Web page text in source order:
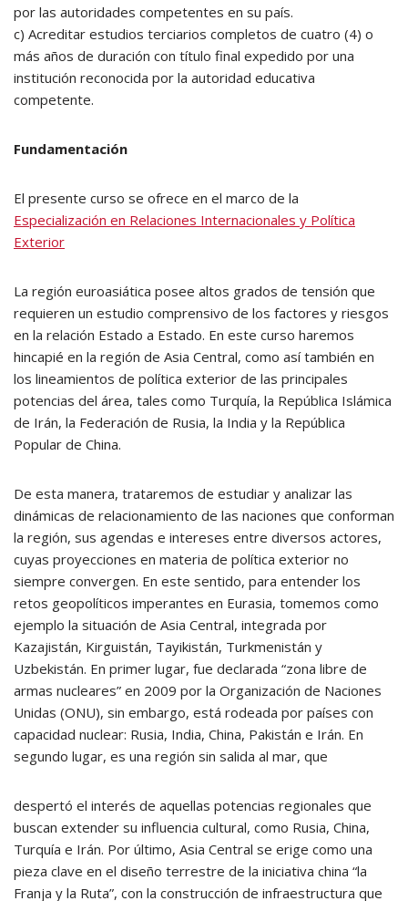
por las autoridades competentes en su país.
c) Acreditar estudios terciarios completos de cuatro (4) o
más años de duración con título final expedido por una
institución reconocida por la autoridad educativa
competente.
Fundamentación
El presente curso se ofrece en el marco de la
Especialización en Relaciones Internacionales y Política
Exterior
La región euroasiática posee altos grados de tensión que
requieren un estudio comprensivo de los factores y riesgos
en la relación Estado a Estado. En este curso haremos
hincapié en la región de Asia Central, como así también en
los lineamientos de política exterior de las principales
potencias del área, tales como Turquía, la República Islámica
de Irán, la Federación de Rusia, la India y la República
Popular de China.
De esta manera, trataremos de estudiar y analizar las
dinámicas de relacionamiento de las naciones que conforman
la región, sus agendas e intereses entre diversos actores,
cuyas proyecciones en materia de política exterior no
siempre convergen. En este sentido, para entender los
retos geopolíticos imperantes en Eurasia, tomemos como
ejemplo la situación de Asia Central, integrada por
Kazajistán, Kirguistán, Tayikistán, Turkmenistán y
Uzbekistán. En primer lugar, fue declarada “zona libre de
armas nucleares” en 2009 por la Organización de Naciones
Unidas (ONU), sin embargo, está rodeada por países con
capacidad nuclear: Rusia, India, China, Pakistán e Irán. En
segundo lugar, es una región sin salida al mar, que
despertó el interés de aquellas potencias regionales que
buscan extender su influencia cultural, como Rusia, China,
Turquía e Irán. Por último, Asia Central se erige como una
pieza clave en el diseño terrestre de la iniciativa china “la
Franja y la Ruta”, con la construcción de infraestructura que